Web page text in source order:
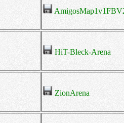
HiT-Bleck-Arena
ZionArena